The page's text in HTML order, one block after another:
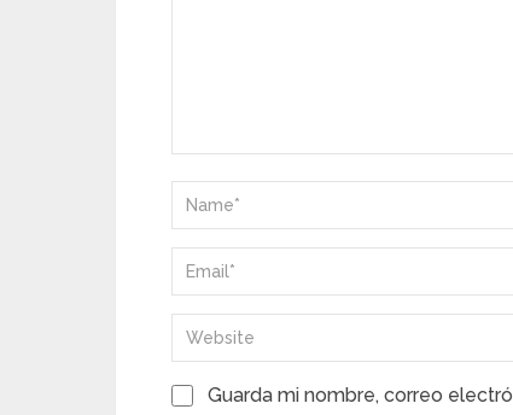
Guarda mi nombre, correo